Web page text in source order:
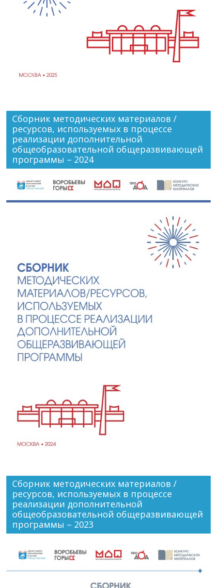
Сборник методических материалов /
ресурсов, используемых в процессе
реализации дополнительной
общеобразовательной общеразвивающей
программы – 2024
Сборник методических материалов /
ресурсов, используемых в процессе
реализации дополнительной
общеобразовательной общеразвивающей
программы – 2023